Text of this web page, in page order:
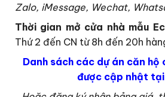
Zalo, iMessage, Wechat,
Thời gian mở cửa nhà mẫu
Thứ 2 đến CN từ 8h đến 20h
Danh sách các dự án căn hộ
được cập nhật